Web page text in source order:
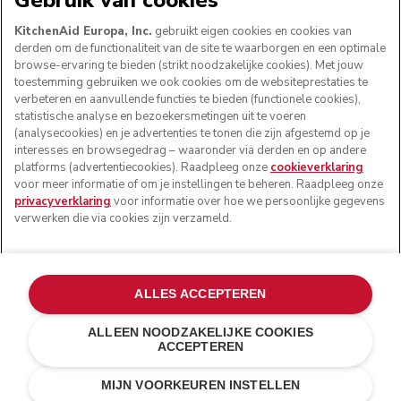
€ 152,00 € 190,00
Kosten besparen€ 38,00
© KitchenAid 2026 - Alle rechten voorbehouden.
KitchenAid en het design van de keukenrobot zijn
Mijn cookies beheren Privacyverklaring
Cookiebeleid
Andere landen
Online geschillenafhandeling
KitchenAid Europa, Inc. gebruikt eigen cookies en cookies van
derden om de functionaliteit van de site te waarborgen en een optimale
browse-ervaring te bieden (strikt noodzakelijke cookies). Met jouw
toestemming gebruiken we ook cookies om de websiteprestaties te
verbeteren en aanvullende functies te bieden (functionele cookies),
statistische analyse en bezoekersmetingen uit te voeren
(analysecookies) en je advertenties te tonen die zijn afgestemd op je
interesses en browsegedrag – waaronder via derden en op andere
platforms (advertentiecookies). Raadpleeg onze cookieverklaring
voor meer informatie of om je instellingen te beheren. Raadpleeg onze
privacyverklaring voor informatie over hoe we persoonlijke gegevens
verwerken die via cookies zijn verzameld.
MIJN VOORKEUREN INSTELLEN
ALLEEN NOODZAKELIJKE COOKIES
ACCEPTEREN
ALLES ACCEPTEREN